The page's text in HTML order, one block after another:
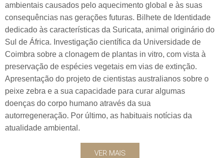
ambientais causados pelo aquecimento global e às suas
consequências nas gerações futuras. Bilhete de Identidade
dedicado às características da Suricata, animal originário do
Sul de África. Investigação científica da Universidade de
Coimbra sobre a clonagem de plantas in vitro, com vista à
preservação de espécies vegetais em vias de extinção.
Apresentação do projeto de cientistas australianos sobre o
peixe zebra e a sua capacidade para curar algumas
doenças do corpo humano através da sua
autorregeneração. Por último, as habituais notícias da
atualidade ambiental.
VER MAIS